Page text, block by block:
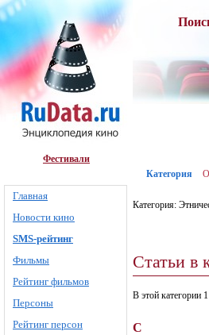
Фестивали
Главная
Новости кино
SMS-рейтинг
Фильмы
Рейтинг фильмов
Персоны
Рейтинг персон
Категория
Категория:
Статьи в
В этой категории 1
С